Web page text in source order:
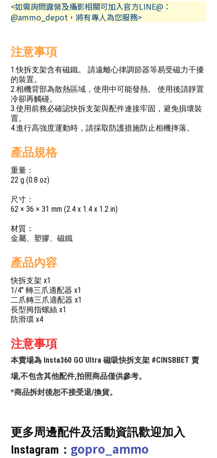
<如需詢問露營及攝影相關可加入官方LINE@：
@ammo_depot，將有專人為您服務>
注意事項
1.快拆支架含有磁鐵。 請遠離心律調節器等易受磁力干擾
的裝置。
2.相機背部為散熱區域，使用中可能發熱。 使用後請靜置
冷卻再觸碰。
3.使用前務必確認快拆支架與配件連接牢固，避免損壞裝
置。
4.進行高強度運動時，請採取防護措施防止相機摔落。
產品規格
重量：
22 g (0.8 oz)
尺寸：
62 × 36 × 31 mm (2.4 x 1.4 x 1.2 in)
材質：
金屬、塑膠、磁鐵
產品內容
快拆支架 x1
1/4" 轉三爪適配器 x1
二爪轉三爪適配器 x1
長型拇指螺絲 x1
防滑環 x4
注意事項
本賣場為 Insta360 GO Ultra 磁吸快拆支架 #CINSBBET 賣
場,不包含其他配件,拍照商品僅供參考。
*商品拆封後恕不接受退/換貨。
更多周邊配件及活動資訊歡迎加入
Instagram： gopro_ammo